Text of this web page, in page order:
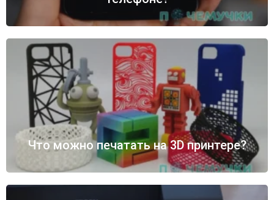
Что можно печатать на 3D принтере?